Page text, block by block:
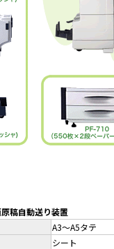
稿自動送り装置
A3～A5タテ
シート